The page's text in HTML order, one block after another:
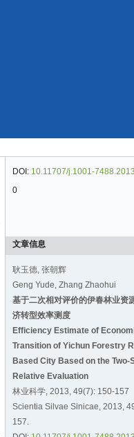
DOI: 10.11707/j.1001-
0
文章信息
耿玉德, 张朝辉
Geng Yude, Zhang Zhaohui
基于二次相对评价的伊春林业资
济转型效率测度
Efficiency Estimate of
Transition of Yichun Forestry
Based City Based on the Two-
Relative Evaluation
林业科学, 2013, 49(7): 150-157
Scientia Silvae Sinicae, 2013,
157.